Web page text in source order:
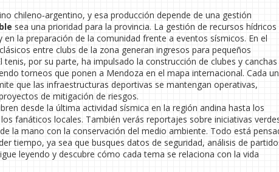
chileno‑argentino, y esa producción depende de una gestión
sea una prioridad para la provincia. La gestión de recursos hídricos
en la preparación de la comunidad frente a eventos sísmicos. En el
entre clubs de la zona generan ingresos para pequeños
por su parte, ha impulsado la construcción de clubes y canchas
torneos que ponen a Mendoza en el mapa internacional. Cada
que las infraestructuras deportivas se mantengan operativas,
de mitigación de riesgos.
desde la última actividad sísmica en la región andina hasta los
fanáticos locales. También verás reportajes sobre iniciativas
la mano con la conservación del medio ambiente. Todo está
tiempo, ya sea que busques datos de seguridad, análisis de
leyendo y descubre cómo cada tema se relaciona con la vida